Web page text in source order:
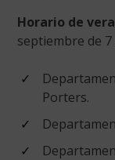
Horario de
septiembre de
Porters.